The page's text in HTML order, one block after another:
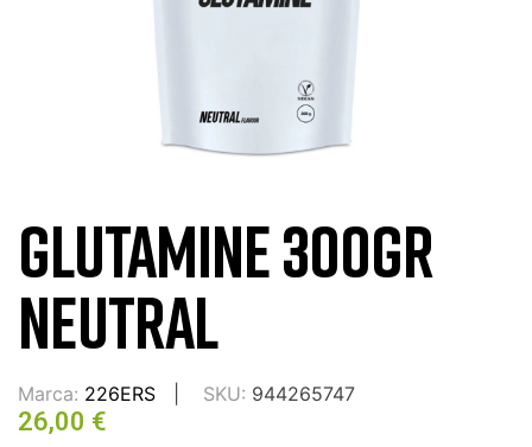
GLUTAMINE 300GR
NEUTRAL
Marca: 226ERS SKU: 944265747
26,00 €